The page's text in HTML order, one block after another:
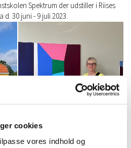
cookies
vores indhold og
Spektrum der udstiller i Riises
30 juni - 9 juli 2023.